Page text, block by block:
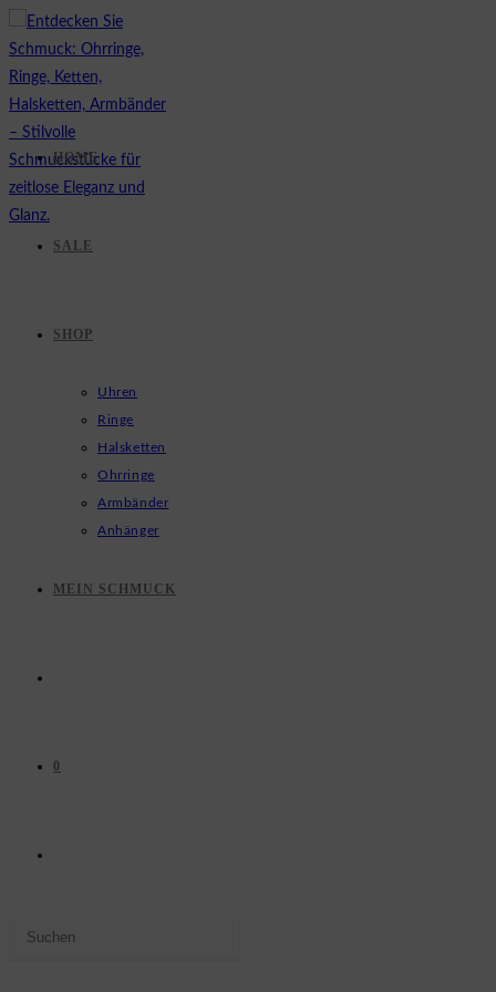
Zum
Inhalt
springen
HOME
SALE
SHOP
Uhren
Ringe
Halsketten
Ohrringe
Armbänder
Anhänger
MEIN SCHMUCK
0
SUCHE